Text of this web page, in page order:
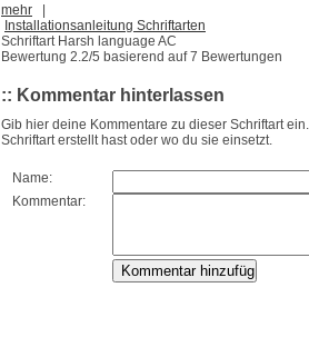
mehr
Installationsanleitung Schriftarten
Schriftart Harsh language AC
Bewertung 2.2/5 basierend auf7 Bewertungen
:: Kommentar hinterlassen
Gib hier deine Kommentare zu dieser Schriftart
Schriftart erstellt hast oder wo du sie einsetzt.
Name:
Kommentar: